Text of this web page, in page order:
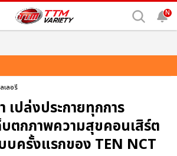
N
เลอรี
เปล่งประกายทุกการ
บตกภาพความสุขคอนเสิร์ต
บครั้งแรกของ TEN NCT